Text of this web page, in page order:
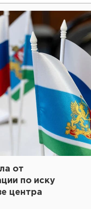
от
по иску
центра